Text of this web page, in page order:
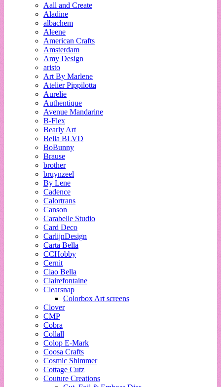
Aall and Create
Aladine
albachem
Aleene
American Crafts
Amsterdam
Amy Design
aristo
Art By Marlene
Atelier Pippilotta
Aurelie
Authentique
Avenue Mandarine
B-Flex
Bearly Art
Bella BLVD
BoBunny
Brause
brother
bruynzeel
By Lene
Cadence
Calortrans
Canson
Carabelle Studio
Card Deco
CarlijnDesign
Carta Bella
CCHobby
Cernit
Ciao Bella
Clairefontaine
Clearsnap
Colorbox Art screens
Clover
CMP
Cobra
Collall
Colop E-Mark
Coosa Crafts
Cosmic Shimmer
Cottage Cutz
Couture Creations